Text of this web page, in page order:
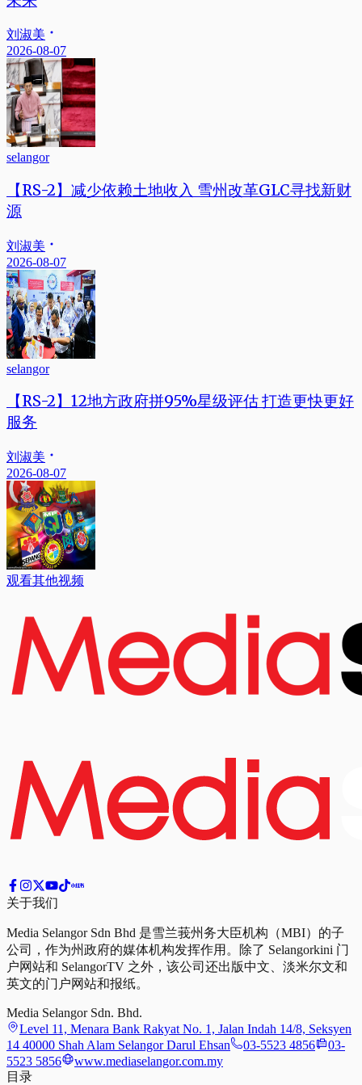
刘淑美
2026-08-07
selangor
【RS-2】减少依赖土地收入 雪州改革GLC寻找新财
源
刘淑美
2026-08-07
selangor
【RS-2】12地方政府拼95%星级评估 打造更快更好
服务
刘淑美
2026-08-07
观看其他视频
关于我们
Media Selangor Sdn Bhd 是雪兰莪州务大臣机构（MBI）的子
公司，作为州政府的媒体机构发挥作用。除了 Selangorkini 门
户网站和 SelangorTV 之外，该公司还出版中文、淡米尔文和
英文的门户网站和报纸。
Media Selangor Sdn. Bhd.
Level 11, Menara Bank Rakyat No. 1, Jalan Indah 14/8, Seksyen
14 40000 Shah Alam Selangor Darul Ehsan
03-5523 4856
03-
5523 5856
www.mediaselangor.com.my
目录